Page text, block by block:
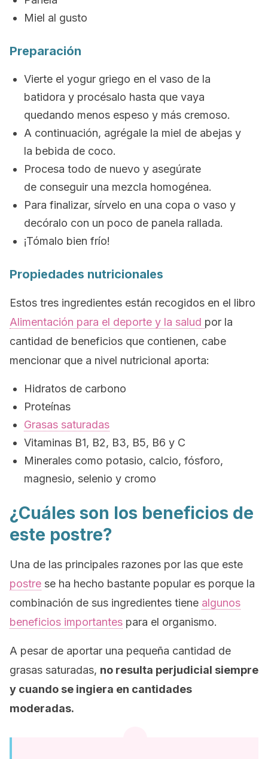
Miel al gusto
Preparación
Vierte el yogur griego en el vaso de la
batidora y procésalo hasta que vaya
quedando menos espeso y más cremoso.
A continuación, agrégale la miel de abejas y
la bebida de coco.
Procesa todo de nuevo y asegúrate
de conseguir una mezcla homogénea.
Para finalizar, sírvelo en una copa o vaso y
decóralo con un poco de panela rallada.
¡Tómalo bien frío!
Propiedades nutricionales
Estos tres ingredientes están recogidos en el libro
Alimentación para el deporte y la salud por la
cantidad de beneficios que contienen, cabe
mencionar que a nivel nutricional aporta:
Hidratos de carbono
Proteínas
Grasas saturadas
Vitaminas B1, B2, B3, B5, B6 y C
Minerales como potasio, calcio, fósforo,
magnesio, selenio y cromo
¿Cuáles son los beneficios de
este postre?
Una de las principales razones por las que este
postre se ha hecho bastante popular es porque la
combinación de sus ingredientes tiene algunos
beneficios importantes para el organismo.
A pesar de aportar una pequeña cantidad de
grasas saturadas, no resulta perjudicial siempre
y cuando se ingiera en cantidades
moderadas.